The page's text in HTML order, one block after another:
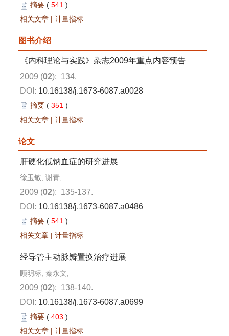
摘要 ( 541 )
相关文章 | 计量指标
图书介绍
《内科理论与实践》杂志2009年重点内容预告
2009 (02): 134.
DOI: 10.16138/j.1673-6087.a0028
摘要 ( 351 )
相关文章 | 计量指标
论文
肝硬化低钠血症的研究进展
徐玉敏, 谢青,
2009 (02): 135-137.
DOI: 10.16138/j.1673-6087.a0486
摘要 ( 541 )
相关文章 | 计量指标
经导管主动脉瓣置换治疗进展
顾明标, 秦永文,
2009 (02): 138-140.
DOI: 10.16138/j.1673-6087.a0699
摘要 ( 403 )
相关文章 | 计量指标